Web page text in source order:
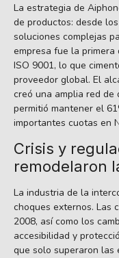
La estrategia de
de productos: desde
soluciones complejas
empresa fue la
ISO 9001, lo que
proveedor global. El
creó una amplia red de
permitió mantener el
importantes cuotas en
Crisis y
remodelaron
La industria de la
choques externos. Las
2008, así como los
accesibilidad y
que solo superaron las